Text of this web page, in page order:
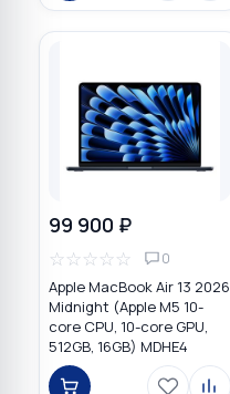
99 900 ₽
☆☆☆☆☆ 0
Apple MacBook Air 13 2026
Midnight (Apple M5 10-
core CPU, 10-core GPU,
512GB, 16GB) MDHE4